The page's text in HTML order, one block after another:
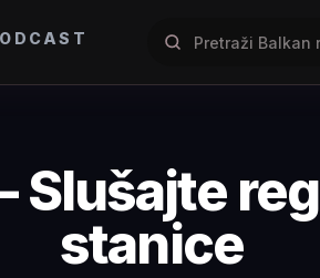
Slušajte
stanice